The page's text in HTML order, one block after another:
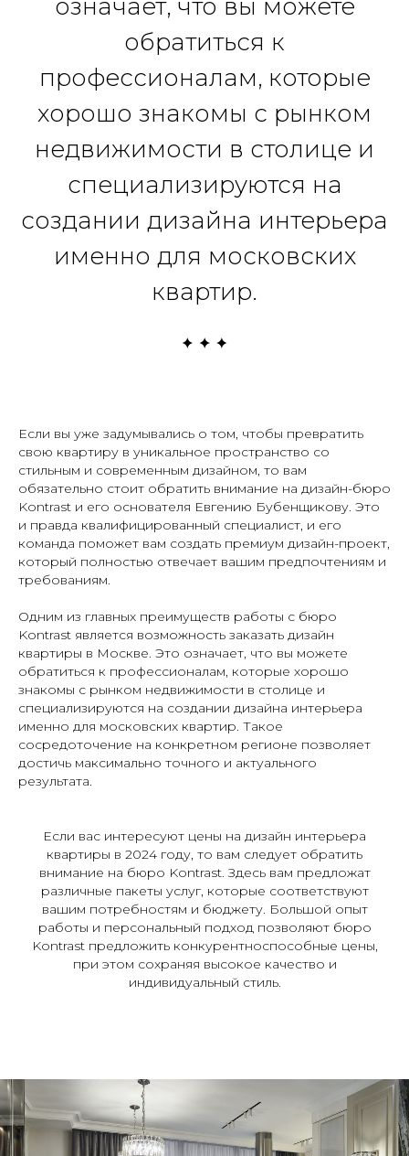
означает, что вы можете
обратиться к
профессионалам, которые
хорошо знакомы с рынком
недвижимости в столице и
специализируются на
создании дизайна интерьера
именно для московских
квартир.
Если вы уже задумывались о том, чтобы превратить
свою квартиру в уникальное пространство со
стильным и современным дизайном, то вам
обязательно стоит обратить внимание на дизайн-бюро
Kontrast и его основателя Евгению Бубенщикову. Это
и правда квалифицированный специалист, и его
команда поможет вам создать премиум дизайн-проект,
который полностью отвечает вашим предпочтениям и
требованиям.
Одним из главных преимуществ работы с бюро
Kontrast является возможность заказать дизайн
квартиры в Москве. Это означает, что вы можете
обратиться к профессионалам, которые хорошо
знакомы с рынком недвижимости в столице и
специализируются на создании дизайна интерьера
именно для московских квартир. Такое
сосредоточение на конкретном регионе позволяет
достичь максимально точного и актуального
результата.
Если вас интересуют цены на дизайн интерьера
квартиры в 2024 году, то вам следует обратить
внимание на бюро Kontrast. Здесь вам предложат
различные пакеты услуг, которые соответствуют
вашим потребностям и бюджету. Большой опыт
работы и персональный подход позволяют бюро
Kontrast предложить конкурентноспособные цены,
при этом сохраняя высокое качество и
индивидуальный стиль.